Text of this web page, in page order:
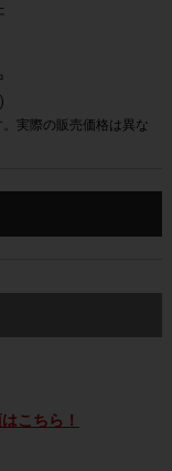
実際の販売価格は異な
こちら！